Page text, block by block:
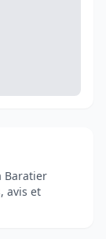
Baratier
avis et